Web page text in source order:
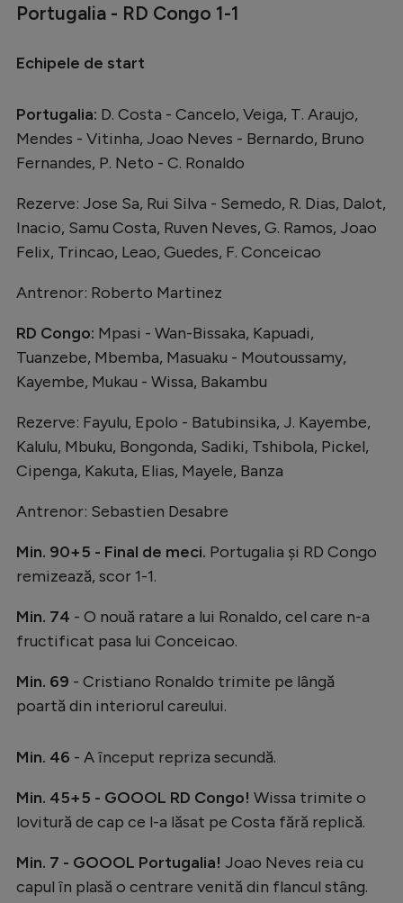
LaLiga
Ligue 1
Campionate
EURO 2024
Stranieri
Clasamente
Tenis
Handbal
Natație
Formula 1
Gimnastică
Auto
Rugby
Ciclism
Alte sporturi
JO 2024
JO 2026
Intră în cont
Creează cont
Portugalia - RD Congo 1-1
Echipele de start
Portugalia: D. Costa - Cancelo, Veiga, T. Araujo,
Mendes - Vitinha, Joao Neves - Bernardo, Bruno
Fernandes, P. Neto - C. Ronaldo
Rezerve: Jose Sa, Rui Silva - Semedo, R. Dias, Dalot,
Inacio, Samu Costa, Ruven Neves, G. Ramos, Joao
Felix, Trincao, Leao, Guedes, F. Conceicao
Antrenor: Roberto Martinez
RD Congo: Mpasi - Wan-Bissaka, Kapuadi,
Tuanzebe, Mbemba, Masuaku - Moutoussamy,
Kayembe, Mukau - Wissa, Bakambu
Rezerve: Fayulu, Epolo - Batubinsika, J. Kayembe,
Kalulu, Mbuku, Bongonda, Sadiki, Tshibola, Pickel,
Cipenga, Kakuta, Elias, Mayele, Banza
Antrenor: Sebastien Desabre
Min. 90+5 - Final de meci. Portugalia și RD Congo
remizează, scor 1-1.
Min. 74 - O nouă ratare a lui Ronaldo, cel care n-a
fructificat pasa lui Conceicao.
Min. 69 - Cristiano Ronaldo trimite pe lângă
poartă din interiorul careului.
Min. 46 - A început repriza secundă.
Min. 45+5 - GOOOL RD Congo! Wissa trimite o
lovitură de cap ce l-a lăsat pe Costa fără replică.
Min. 7 - GOOOL Portugalia! Joao Neves reia cu
capul în plasă o centrare venită din flancul stâng.